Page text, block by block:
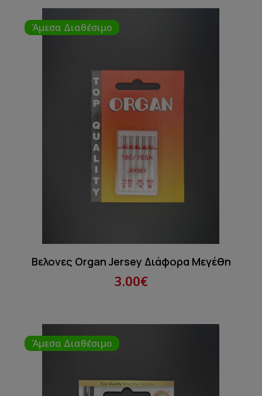
Άμεσα Διαθέσιμο
Βελονες Organ Jersey Διάφορα Μεγέθη
3.00€
Άμεσα Διαθέσιμο